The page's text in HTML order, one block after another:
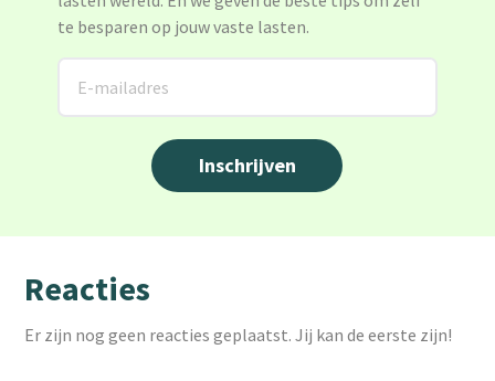
te besparen op jouw vaste lasten.
Reacties
Er zijn nog geen reacties geplaatst. Jij kan de eerste zijn!